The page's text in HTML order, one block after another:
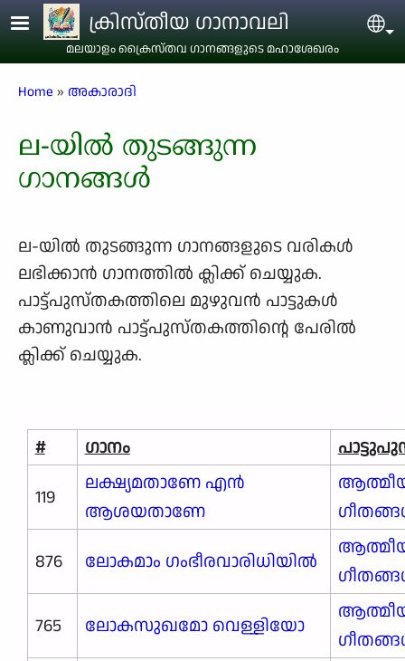
Skip to main contentക്രിസ്തീയ ഗാനാവലി
മലയാളം ക്രൈസ്തവ ഗാനങ്ങളുടെ മഹാശേഖരം
Breadcrumb
Home അകാരാദി
ല-യിൽ തുടങ്ങുന്ന
ഗാനങ്ങൾ
ല-യിൽ തുടങ്ങുന്ന ഗാനങ്ങളുടെ വരികള്‍
ലഭിക്കാന്‍ ഗാനത്തില്‍ ക്ലിക്ക് ചെയ്യുക.
പാട്ട്പുസ്തകത്തിലെ മുഴുവന്‍ പാട്ടുകള്‍
കാണുവാന്‍ പാട്ട്പുസ്തകത്തിന്റെ പേരില്‍
ക്ലിക്ക് ചെയ്യുക.
# ഗാനം
119
ലക്ഷ്യമതാണേ എൻ
ആശയതാണേ
876
ലോകമാം ഗംഭീരവാരിധിയിൽ
765
ലോകസുഖമോ വെള്ളിയോ